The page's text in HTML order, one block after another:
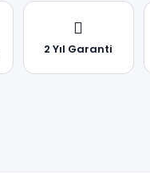
2 Yıl Garanti